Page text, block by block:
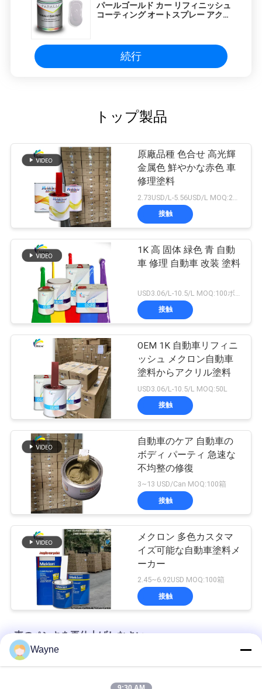
パールゴールド カー リフィニッシュ
コーティング オートスプレー アクリ
続行
トップ製品
原廠品種 色合せ 高光輝
金属色 鮮やかな赤色 車
修理塗料
2.73USD/L-5.56USD/L MOQ:200L
接触
1K 高 固体 緑色 青 自動
車 修理 自動車 改装 塗料
接触
OEM 1K 自動車リフィニ
ッシュ メクロン自動車
塗料からアクリル塗料
USD3.06/L-10.5/L MOQ:50L
接触
自動車のケア 自動車の
ボディ パーティ 急速な
不均整の修復
3~13 USD/Can MOQ:100箱
接触
メクロン 多色カスタマ
イズ可能な自動車塗料メ
ーカー
2.45~6.92USD MOQ:100箱
接触
車のペンキを再仕上げしなさい
Wayne